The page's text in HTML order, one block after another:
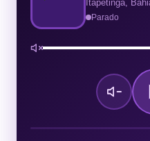
Itapetinga,
Parado